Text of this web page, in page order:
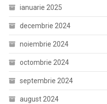
ianuarie 2025
decembrie 2024
noiembrie 2024
octombrie 2024
septembrie 2024
august 2024